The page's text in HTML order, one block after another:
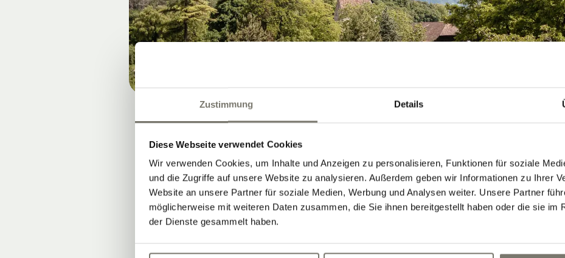
Zustimmung Details
Diese Webseite verwendet Cookies
Wir verwenden Cookies, um Inhalte und Anzeigen zu personalisieren, Funktionen für soziale
und die Zugriffe auf unsere Website zu analysieren. Außerdem geben wir Informationen zu Ihrer
Website an unsere Partner für soziale Medien, Werbung und Analysen weiter. Unsere Partner
möglicherweise mit weiteren Daten zusammen, die Sie ihnen bereitgestellt haben oder die sie im
der Dienste gesammelt haben.
WOHNEN IM »SCHÖNSTEN
ANWESEN VON GANZ